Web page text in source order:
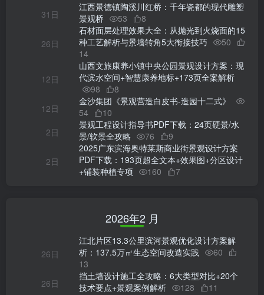
31日
江西景德镇陶溪川红桥：千年瓷都的现代雕塑
景观桥
53 8
26日
石材面层处理效果大全：从抛光到火烧面的15
种工艺解析与景墙转角5大衔接技巧
50
14
12日
山西文旅康养小镇中央公园景观设计方案：现
代滨水空间+智慧康养地标+173页全案解析
98
8
12日
金沙集团《景观营造白皮书-造园十二式》
54
10
2日
景观工程设计指导书PDF下载：24页硬景/水
景/软景全攻略
76 9
2日
2025广东滨海奥特莱斯商业街景观设计方案
PDF下载：193页超全文本+效果图+分区设计
+铺装种植专项
160 7
2026年2 月
26日
江北片区13.3公里滨河景观优化设计方案解
析：137.5万㎡生态空间改造实践
60
13
26日
挡土墙设计施工全攻略：6大类型对比+20个
技术要点+景观案例解析
128
11